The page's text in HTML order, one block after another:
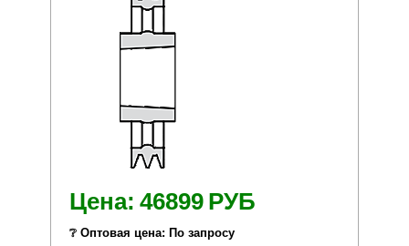
Цена: 46899 РУБ
❔ Оптовая цена: По запросу